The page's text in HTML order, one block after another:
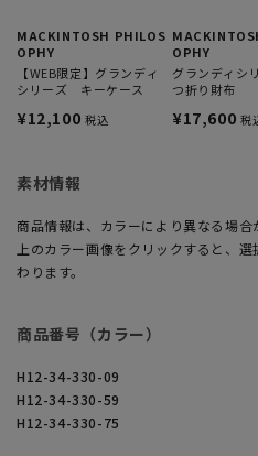
MACKINTOSH PHILOS
OPHY
【WEB限定】グランディ
シリーズ キーケース
¥12,100 税込
OPHY
グランディシ
つ折り財布
¥17,600 税
素材情報
商品情報は、カラーにより異なる場合
上のカラー画像をクリックすると、
わります。
商品番号（カラー）
H12-34-330-09
H12-34-330-59
H12-34-330-75